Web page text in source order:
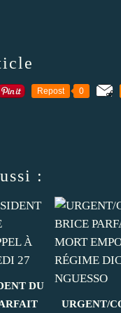
Repost 0
:
DU
URGENT/